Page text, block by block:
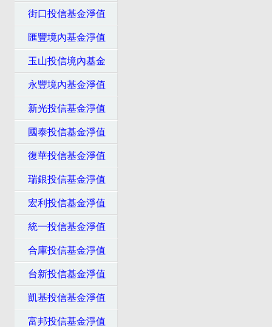
街口投信基金淨值
匯豐境內基金淨值
玉山投信境內基金
永豐境內基金淨值
新光投信基金淨值
國泰投信基金淨值
復華投信基金淨值
瑞銀投信基金淨值
宏利投信基金淨值
統一投信基金淨值
合庫投信基金淨值
台新投信基金淨值
凱基投信基金淨值
富邦投信基金淨值